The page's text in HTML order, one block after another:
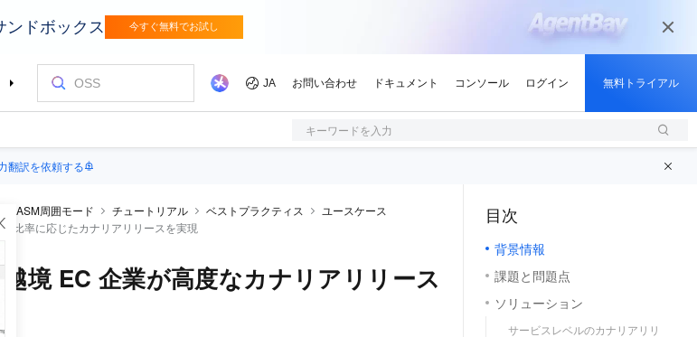
キーワードを入力
翻訳を依頼する
ASM周囲モード チュートリアル ベストプラクティス
ユースケース
比率に応じたカナリアリリースを実現
境 EC 企業が高度なカナリアリリース
目次
背景情報
課題と問題点
ソリューション
サービスレベルのカナリアリリ